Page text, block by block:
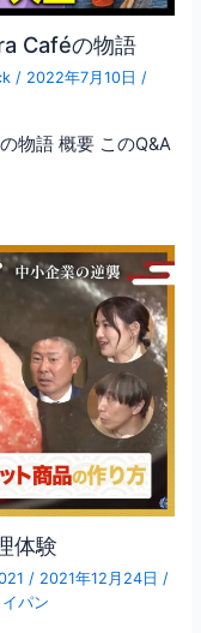
Caféの物語
/ 2022年7月10日 /
物語 概要 このQ&A
体験
/ 2021年12月24日 /
パン